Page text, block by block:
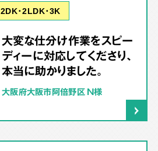
2DK･2LDK･3K
大変な仕分け作業をスピー
ディーに対応してくださり、
本当に助かりました。
大阪府大阪市阿倍野区 N様